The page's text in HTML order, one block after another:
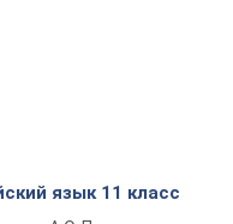
язык 11 класс